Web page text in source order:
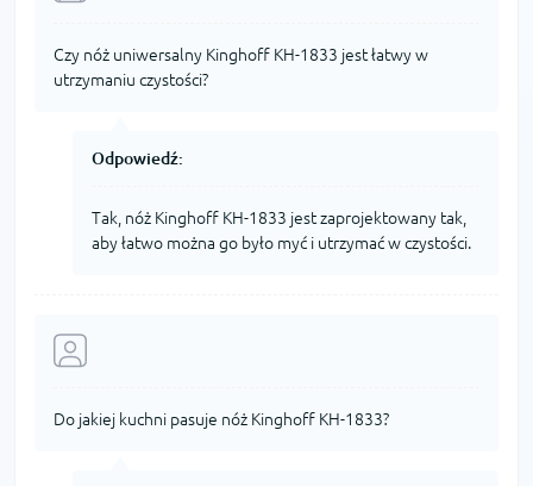
Czy nóż uniwersalny Kinghoff KH-1833 jest łatwy w
utrzymaniu czystości?
Odpowiedź:
Tak, nóż Kinghoff KH-1833 jest zaprojektowany tak,
aby łatwo można go było myć i utrzymać w czystości.
Do jakiej kuchni pasuje nóż Kinghoff KH-1833?